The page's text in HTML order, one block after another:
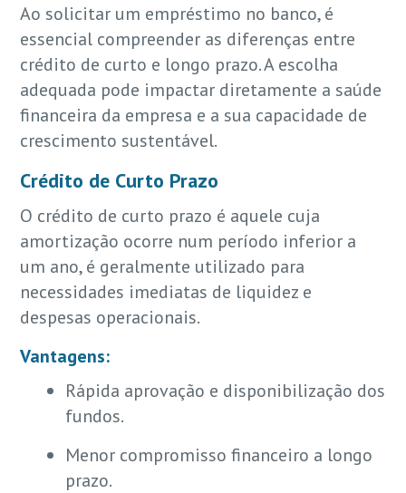
Ao solicitar um empréstimo no banco, é
essencial compreender as diferenças entre
crédito de curto e longo prazo. A escolha
adequada pode impactar diretamente a saúde
financeira da empresa e a sua capacidade de
crescimento sustentável.
Crédito de Curto Prazo
O crédito de curto prazo é aquele cuja
amortização ocorre num período inferior a
um ano, é geralmente utilizado para
necessidades imediatas de liquidez e
despesas operacionais.
Vantagens:
Rápida aprovação e disponibilização dos
fundos.
Menor compromisso financeiro a longo
prazo.